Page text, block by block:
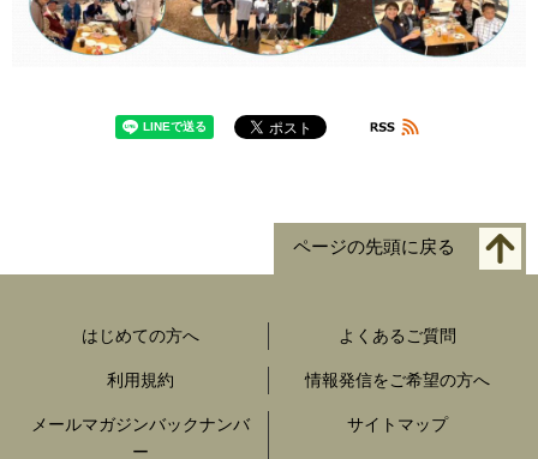
ページの先頭に戻る
はじめての方へ よくあるご質問
利用規約 情報発信をご希望の方へ
メールマガジンバックナンバ
ー
サイトマップ